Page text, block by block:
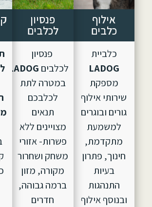
אילוף
כלבים
כלביית
LADOG
מספקת
שירותי אילוף
גורים ובוגרים
למשמעת
מתקדמת,
חינוך, פתרון
בעיות
התנהגות
ובנוסף אילוף
פנסיון
לכלבים
פנסיון
לכלבים LADOG,
במטרה לתת
לכלבכם
תנאים
מצויינים ללא
פשרות- אזורי
משחק ושחרור
מקורה, מזון
ברמה גבוהה,
חדרים